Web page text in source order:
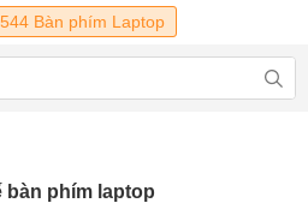
Bàn phím Laptop
bàn phím laptop